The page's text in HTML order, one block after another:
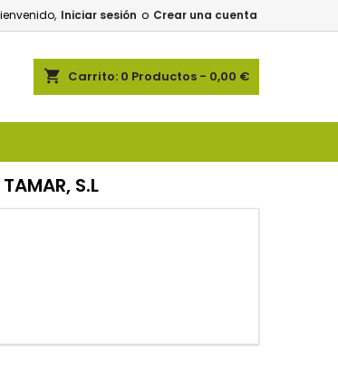
Iniciar sesión o Crear una cuenta
shopping_cart Carrito: 0 Productos - 0,00 €
S.L